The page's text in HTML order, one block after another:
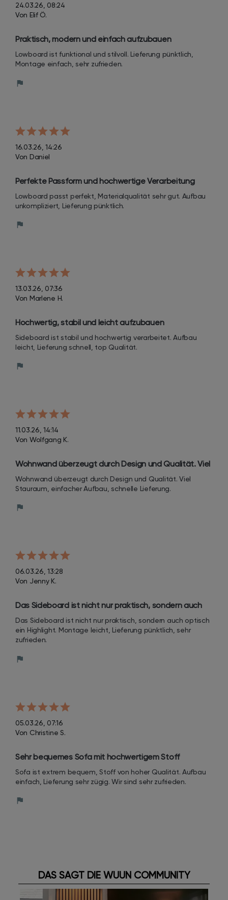
24.03.26, 08:24
Von Elif Ö.
Praktisch, modern und einfach aufzubauen
Lowboard ist funktional und stilvoll. Lieferung pünktlich,
Montage einfach, sehr zufrieden.
16.03.26, 14:26
Von Daniel
Perfekte Passform und hochwertige Verarbeitung
Lowboard passt perfekt, Materialqualität sehr gut. Aufbau
unkompliziert, Lieferung pünktlich.
13.03.26, 07:36
Von Marlene H.
Hochwertig, stabil und leicht aufzubauen
Sideboard ist stabil und hochwertig verarbeitet. Aufbau
leicht, Lieferung schnell, top Qualität.
11.03.26, 14:14
Von Wolfgang K.
Wohnwand überzeugt durch Design und Qualität. Viel
Stauraum, einfacher Aufbau, schnelle Lieferung.
Wohnwand überzeugt durch Design und Qualität. Viel
Stauraum, einfacher Aufbau, schnelle Lieferung.
06.03.26, 13:28
Von Jenny K.
Das Sideboard ist nicht nur praktisch, sondern auch
optisch ein Highlight. Montage leicht, Lieferung
pünktlich, sehr zufrieden.
Das Sideboard ist nicht nur praktisch, sondern auch optisch
ein Highlight. Montage leicht, Lieferung pünktlich, sehr
zufrieden.
05.03.26, 07:16
Von Christine S.
Sehr bequemes Sofa mit hochwertigem Stoff
Sofa ist extrem bequem, Stoff von hoher Qualität. Aufbau
einfach, Lieferung sehr zügig. Wir sind sehr zufrieden.
DAS SAGT DIE WUUN COMMUNITY